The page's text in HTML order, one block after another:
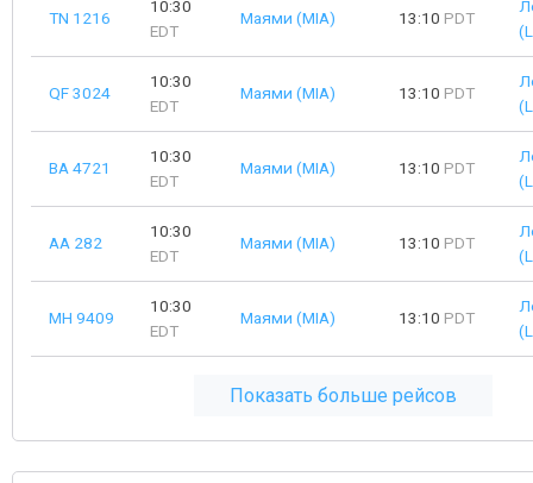
TN 1216
10:30
EDT
Маями (MIA) 13:10 PDT
QF 3024
10:30
EDT
Маями (MIA) 13:10 PDT
BA 4721
10:30
EDT
Маями (MIA) 13:10 PDT
AA 282
10:30
EDT
Маями (MIA) 13:10 PDT
MH 9409
10:30
EDT
Маями (MIA) 13:10 PDT
Показать больше рейсов